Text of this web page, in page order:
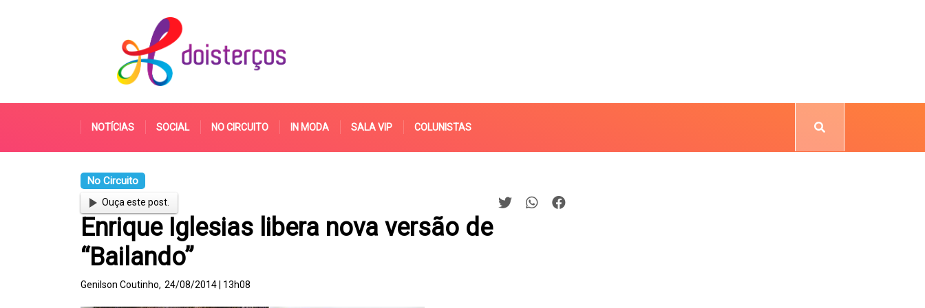
NOTÍCIAS SOCIAL NO CIRCUITO IN MODA SALA VIP COLUNISTAS
No Circuito
Ouça este post.
Enrique Iglesias libera nova versão de
“Bailando”
Genilson Coutinho, 24/08/2014 | 13h08